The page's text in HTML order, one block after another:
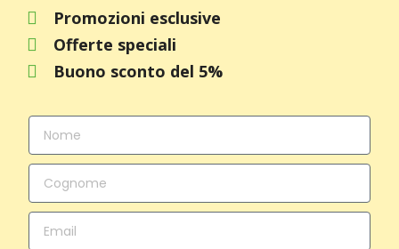
Promozioni esclusive
Offerte speciali
Buono sconto del 5%